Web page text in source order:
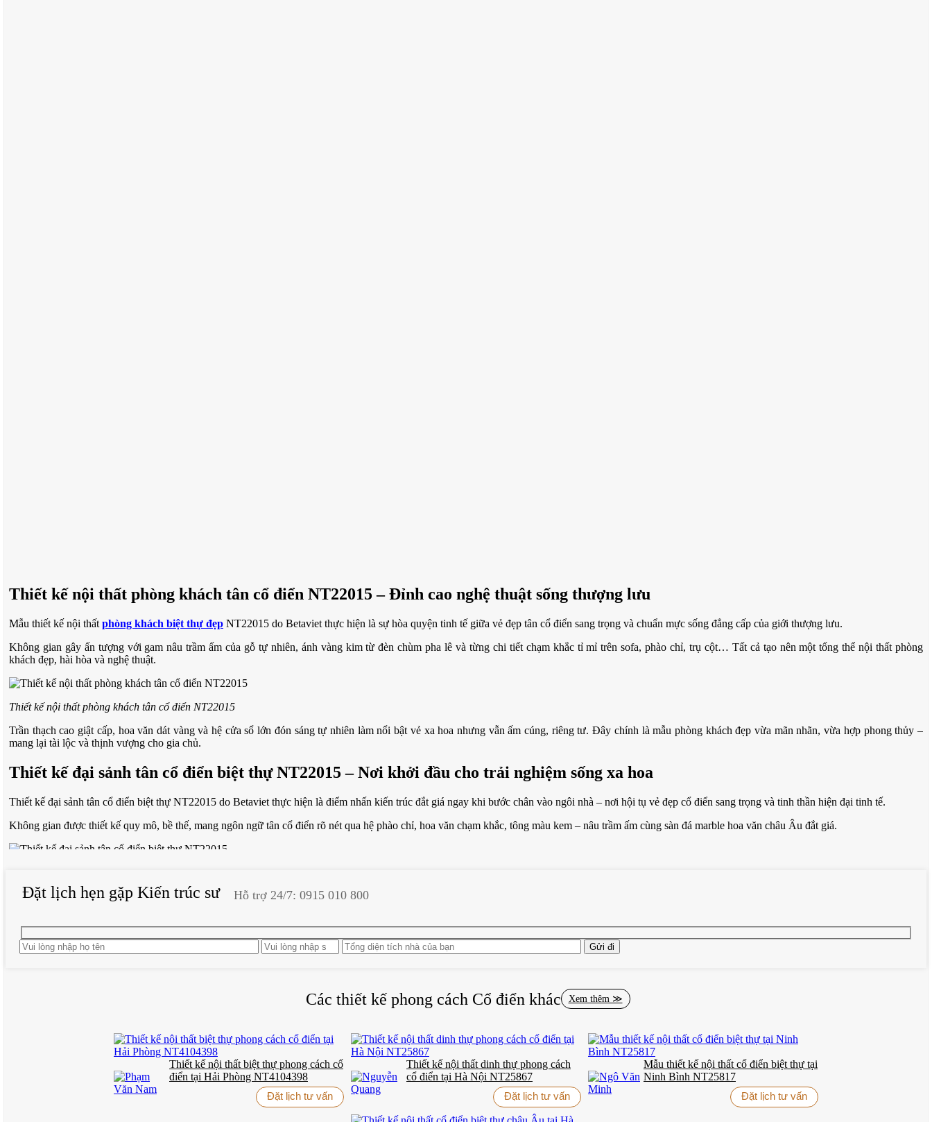
Thiết kế nội thất phòng khách tân cổ điển NT22015 – Đỉnh cao nghệ thuật sống thượng lưu
Mẫu thiết kế nội thất phòng khách biệt thự đẹp NT22015 do Betaviet thực hiện là sự hòa quyện tinh tế giữa vẻ đẹp tân cổ điển sang trọng và chuẩn mực sống đẳng cấp của giới thượng lưu.
Không gian gây ấn tượng với gam nâu trầm ấm của gỗ tự nhiên, ánh vàng kim từ đèn chùm pha lê và từng chi tiết chạm khắc tỉ mỉ trên sofa, phào chỉ, trụ cột… Tất cả tạo nên một tổng thể nội thất phòng
khách đẹp, hài hòa và nghệ thuật.
Thiết kế nội thất phòng khách tân cổ điển NT22015
Trần thạch cao giật cấp, hoa văn dát vàng và hệ cửa sổ lớn đón sáng tự nhiên làm nổi bật vẻ xa hoa nhưng vẫn ấm cúng, riêng tư. Đây chính là mẫu phòng khách đẹp vừa mãn nhãn, vừa hợp phong thủy –
mang lại tài lộc và thịnh vượng cho gia chủ.
Thiết kế đại sảnh tân cổ điển biệt thự NT22015 – Nơi khởi đầu cho trải nghiệm sống xa hoa
Thiết kế đại sảnh tân cổ điển biệt thự NT22015 do Betaviet thực hiện là điểm nhấn kiến trúc đắt giá ngay khi bước chân vào ngôi nhà – nơi hội tụ vẻ đẹp cổ điển sang trọng và tinh thần hiện đại tinh tế.
Không gian được thiết kế quy mô, bề thế, mang ngôn ngữ tân cổ điển rõ nét qua hệ phào chỉ, hoa văn chạm khắc, tông màu kem – nâu trầm ấm cùng sàn đá marble hoa văn châu Âu đắt giá.
Tâm điểm đại sảnh là bàn tròn chạm khắc tinh xảo, kết hợp bình gốm nghệ thuật trang trí, tạo nên sự hài hòa và đậm chất vương giả. Trần giật cấp với hoa văn dát vàng và đèn âm trần bố trí nhịp nhàng giúp
Tâm điểm của không gian là bộ bàn ăn dài 14 ghế, chế tác từ gỗ tự nhiên phủ sơn bóng, chạm trổ hoa văn tinh xảo mang phong cách châu Âu cổ điển. Mặt bàn dày, chân bàn uốn lượn mềm mại, ghế ăn bọc
bếp ốp đá vân mây góp phần hoàn thiện sự tiện nghi.
Thiết kế nội thất phòng ăn tân cổ điển NT22015
Rèm hai lớp điều tiết ánh sáng linh hoạt, cây xanh bố trí cân đối giúp không gian thêm tươi mới và hài hòa phong thủy. Mỗi chi tiết đều phản ánh đẳng cấp sống và gu thẩm mỹ của gia chủ.
Đặt lịch hẹn gặp Kiến trúc sư Hỗ trợ 24/7: 0915 010 800
Các thiết kế phong cách Cổ điển khác Xem thêm ≫
Thiết kế nội thất biệt thự phong cách cổ
điển tại Hải Phòng NT4104398
Đặt lịch tư vấn
Thiết kế nội thất dinh thự phong cách
cổ điển tại Hà Nội NT25867
Đặt lịch tư vấn
Mẫu thiết kế nội thất cổ điển biệt thự tại
Ninh Bình NT25817
Đặt lịch tư vấn